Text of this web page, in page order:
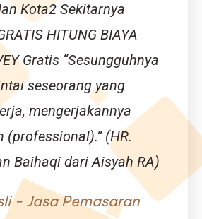
Kota2 Sekitarnya
HITUNG BIAYA
Gratis “Sesungguhnya
seseorang yang
mengerjakannya
(professional).” (HR.
Baihaqi dari Aisyah RA)
- Jasa Pemasaran